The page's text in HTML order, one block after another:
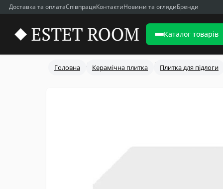
Доставка та оплатаСпівпрацяКонтактиНовини та оглядиБренди
Каталог товарів
Головна Керамічна плитка Плитка для підлоги